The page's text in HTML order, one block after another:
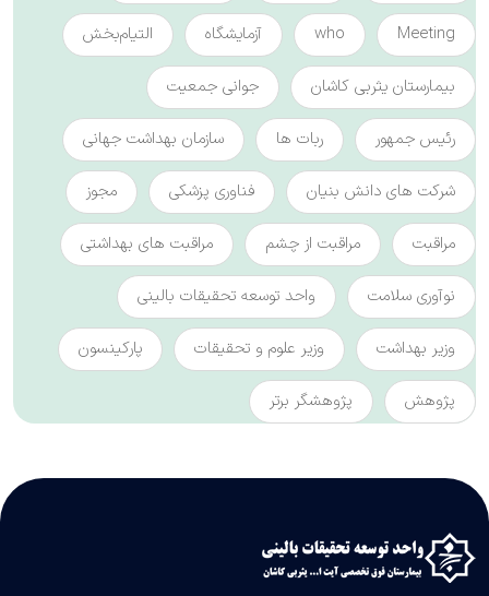
Meeting
who آزمایشگاه التیام‌بخش
بیمارستان یثربی کاشان جوانی جمعیت
رئیس جمهور ربات ها سازمان بهداشت جهانی
شرکت های دانش بنیان فناوری پزشکی مجوز
مراقبت مراقبت از چشم مراقبت های بهداشتی
نوآوری سلامت واحد توسعه تحقیقات بالینی
وزیر بهداشت وزیر علوم و تحقیقات پارکینسون
پژوهش پژوهشگر برتر